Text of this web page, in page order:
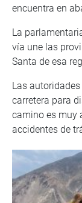
encuentra en
La
vía une las
Santa de esa
Las
carretera para
camino es muy
accidentes de